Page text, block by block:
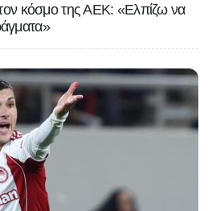
κόσμο της ΑΕΚ: «Ελπίζω να